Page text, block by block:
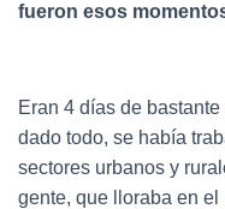
fueron esos
Eran 4 días de
dado todo, se había
sectores urbanos y
gente, que lloraba en